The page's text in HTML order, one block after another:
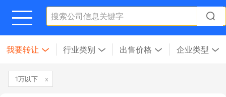
我要转让 行业类别 出售价格 企业类型
1万以下 x